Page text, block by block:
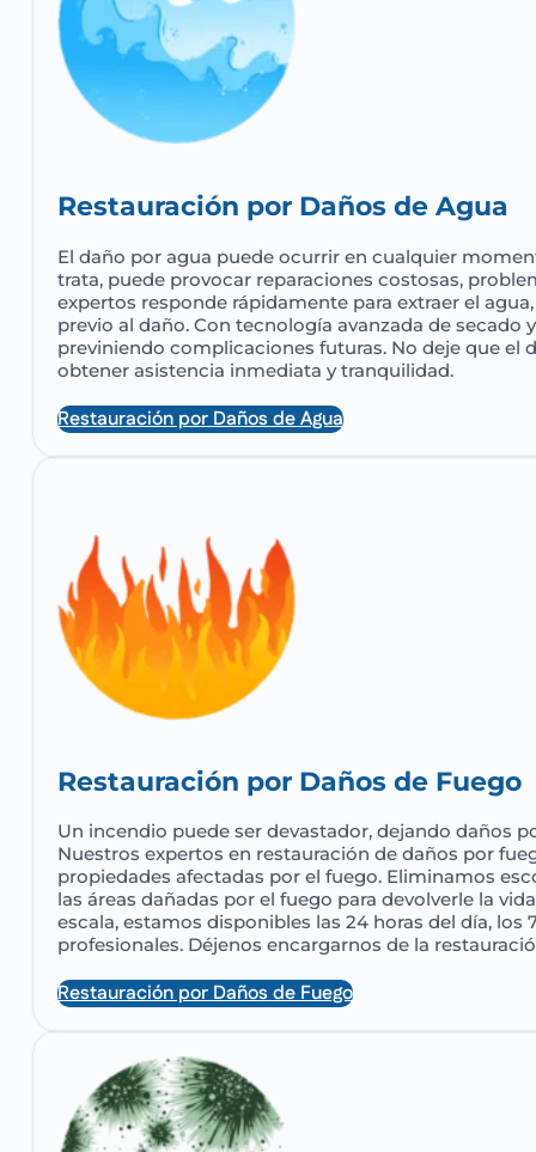
Restauración por Daños de Agua
El daño por agua puede ocurrir en cualquier
trata, puede provocar reparaciones costosas,
expertos responde rápidamente para extraer el
previo al daño. Con tecnología avanzada de
previniendo complicaciones futuras. No deje que
obtener asistencia inmediata y tranquilidad.
Restauración por Daños de Agua
Restauración por Daños de Fuego
Un incendio puede ser devastador, dejando daños
Nuestros expertos en restauración de daños por
propiedades afectadas por el fuego. Eliminamos
las áreas dañadas por el fuego para devolverle la
escala, estamos disponibles las 24 horas del día,
profesionales. Déjenos encargarnos de la
Restauración por Daños de Fuego